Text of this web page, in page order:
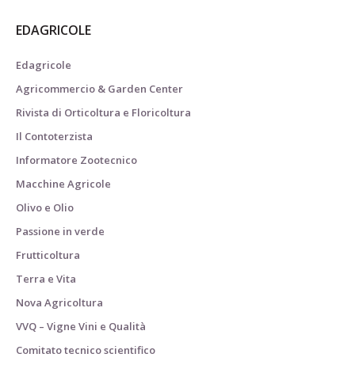
EDAGRICOLE
Edagricole
Agricommercio & Garden Center
Rivista di Orticoltura e Floricoltura
Il Contoterzista
Informatore Zootecnico
Macchine Agricole
Olivo e Olio
Passione in verde
Frutticoltura
Terra e Vita
Nova Agricoltura
VVQ – Vigne Vini e Qualità
Comitato tecnico scientifico